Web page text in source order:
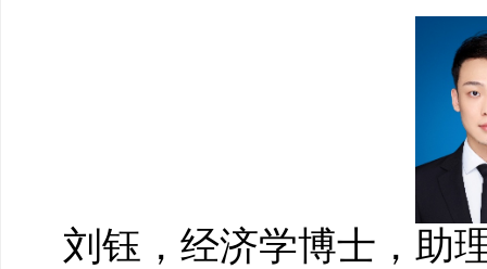
刘钰，经济学博士，助